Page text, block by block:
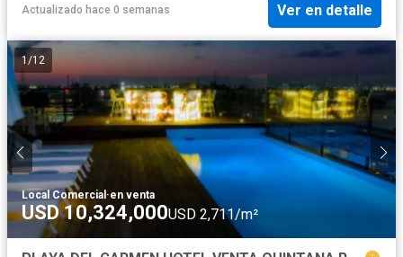
Actualizado hace 0 semanas Ver en detalle
1/12
Local Comercial ·en venta
USD 10,324,000USD 2,711/m²